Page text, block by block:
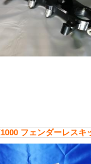
フェンダーレスキ